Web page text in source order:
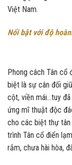
Việt Nam.
Nổi bật với độ
Phong cách Tân cổ
biệt là sự cân đối
cột, viền mái…tuy
ứng mĩ thuật độc
cho các biệt thự tân
trình Tân cổ điển
rắm, chưa hài hòa,